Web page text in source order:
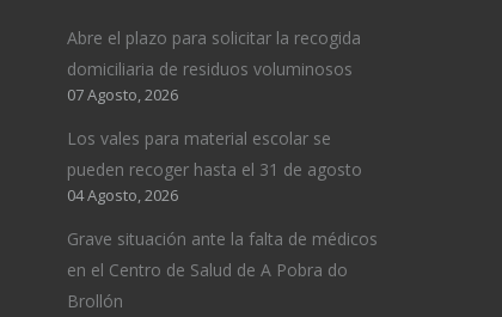
Abre el plazo para solicitar la recogida
domiciliaria de residuos voluminosos
07 Agosto, 2026
Los vales para material escolar se
pueden recoger hasta el 31 de agosto
04 Agosto, 2026
Grave situación ante la falta de médicos
en el Centro de Salud de A Pobra do
Brollón